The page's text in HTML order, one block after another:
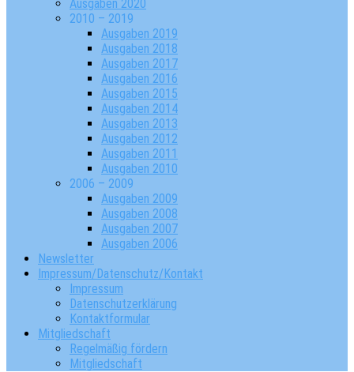
Ausgaben 2020
2010 – 2019
Ausgaben 2019
Ausgaben 2018
Ausgaben 2017
Ausgaben 2016
Ausgaben 2015
Ausgaben 2014
Ausgaben 2013
Ausgaben 2012
Ausgaben 2011
Ausgaben 2010
2006 – 2009
Ausgaben 2009
Ausgaben 2008
Ausgaben 2007
Ausgaben 2006
Newsletter
Impressum/Datenschutz/Kontakt
Impressum
Datenschutzerklärung
Kontaktformular
Mitgliedschaft
Regelmäßig fördern
Mitgliedschaft